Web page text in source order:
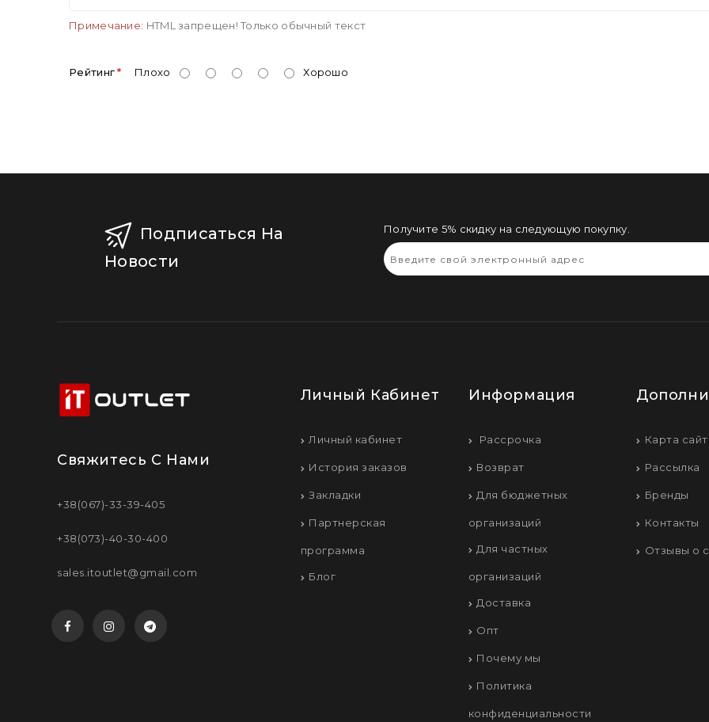
Подписаться На
Получите 5% скидку на следующую покупку.
+38(067)-33-39-405
+38(073)-40-30-400
Личный кабинет
История заказов
Закладки
Партнерская
программа
Рассрочка
Возврат
Для бюджетных
организаций
Для частных
организаций
Доставка
Опт
Почему мы
Политика
Карта
Рассылка
Бренды
Контакты